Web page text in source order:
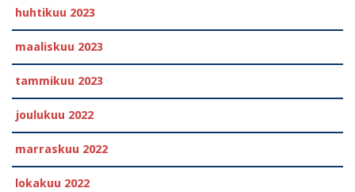
huhtikuu 2023
maaliskuu 2023
tammikuu 2023
joulukuu 2022
marraskuu 2022
lokakuu 2022